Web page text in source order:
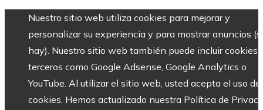
Nuestro sitio web utiliza cookies para mejorar y
personalizar su experiencia y para mostrar anuncios
hay). Nuestro sitio web también puede incluir cookies
terceros como Google Adsense, Google Analytics o
YouTube. Al utilizar el sitio web, usted acepta el uso de
cookies. Hemos actualizado nuestra Política de